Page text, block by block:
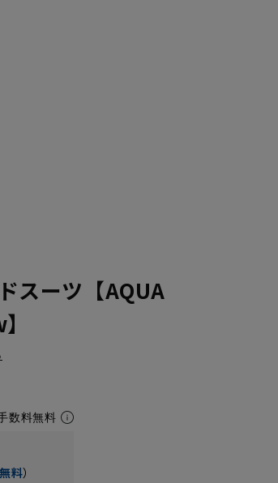
スーツ【AQUA
数料無料
無料）